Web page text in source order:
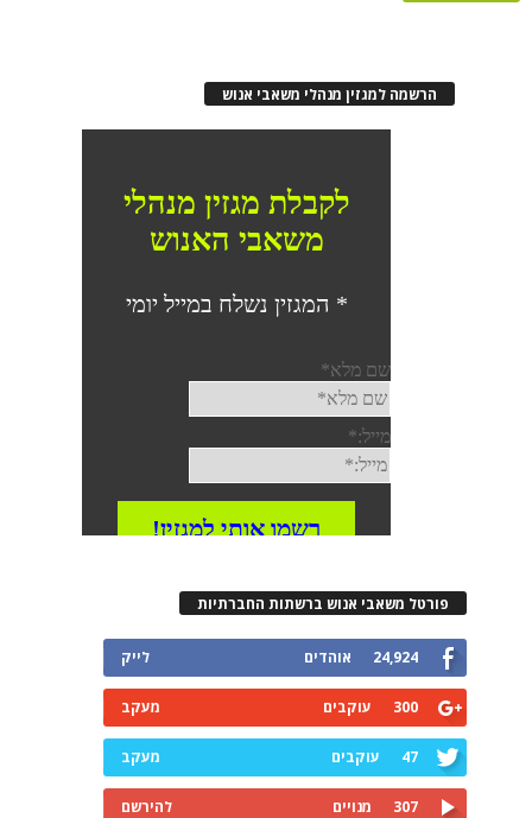
הרשמה למגזין מנהלי משאבי אנוש
משאבי אנוש ברשתות החברתיות
אוהדים
עוקבים
עוקבים
מנויים